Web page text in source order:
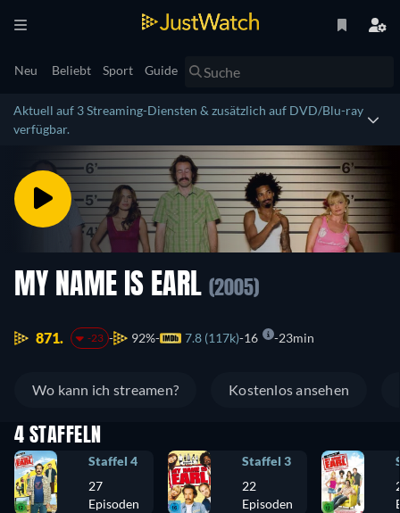
Neu Beliebt Sport Guide
Aktuell auf 3 Streaming-Diensten & zusätzlich auf DVD/Blu-ray
verfügbar.
MY NAME IS EARL (2005)
871. -23 92% 7.8 (117k) 16 23min
Wo kann ich streamen? Kostenlos ansehen
4 STAFFELN
Staffel 4
27
Episoden
Staffel 3
22
Episoden